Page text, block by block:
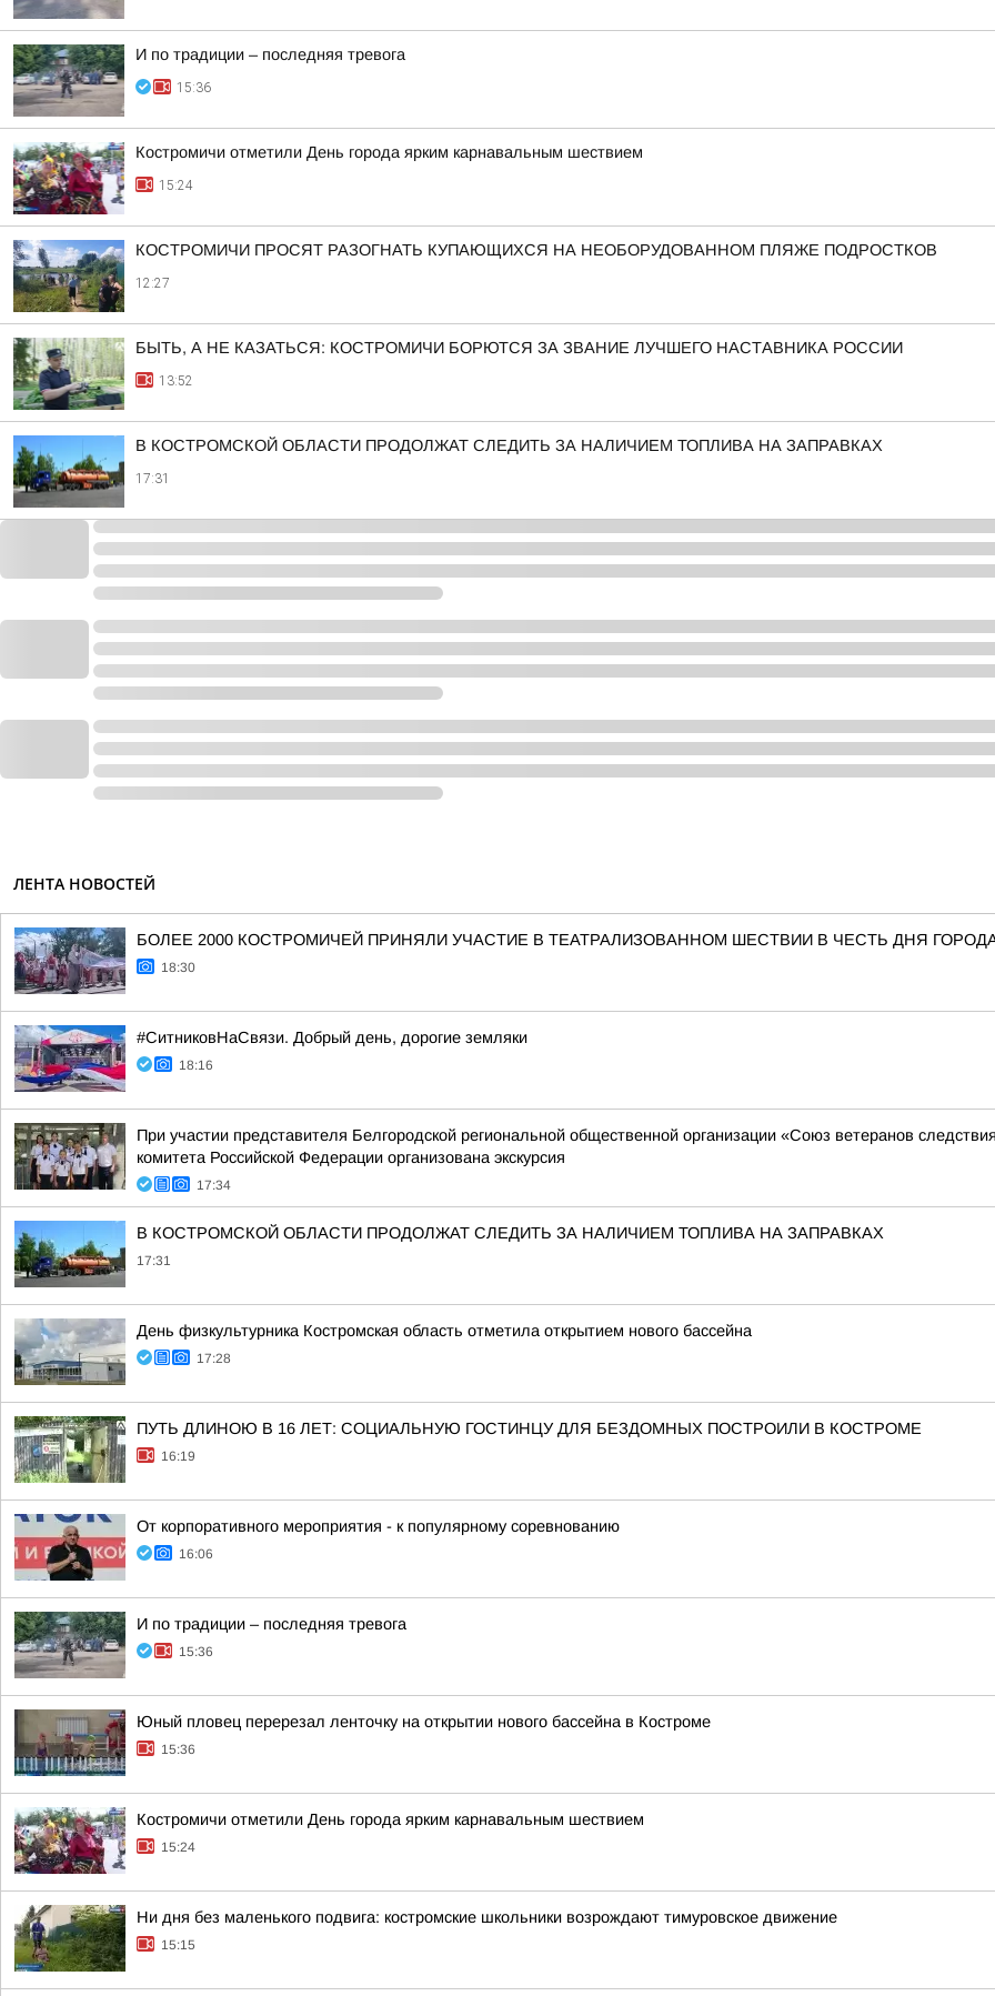
И по традиции – последняя тревога
15:36
Костромичи отметили День города ярким карнавальным шествием
15:24
КОСТРОМИЧИ ПРОСЯТ РАЗОГНАТЬ КУПАЮЩИХСЯ НА НЕОБОРУДОВАННОМ ПЛЯЖЕ ПОДРОСТКОВ
12:27
БЫТЬ, А НЕ КАЗАТЬСЯ: КОСТРОМИЧИ БОРЮТСЯ ЗА ЗВАНИЕ ЛУЧШЕГО НАСТАВНИКА РОССИИ
13:52
В КОСТРОМСКОЙ ОБЛАСТИ ПРОДОЛЖАТ СЛЕДИТЬ ЗА НАЛИЧИЕМ ТОПЛИВА НА ЗАПРАВКАХ
17:31
ЛЕНТА НОВОСТЕЙ
БОЛЕЕ 2000 КОСТРОМИЧЕЙ ПРИНЯЛИ УЧАСТИЕ В ТЕАТРАЛИЗОВАННОМ ШЕСТВИИ В ЧЕСТЬ ДНЯ
18:30
#СитниковНаСвязи. Добрый день, дорогие земляки
18:16
При участии представителя Белгородской региональной общественной организации «Союз ветеранов
комитета Российской Федерации организована экскурсия
17:34
В КОСТРОМСКОЙ ОБЛАСТИ ПРОДОЛЖАТ СЛЕДИТЬ ЗА НАЛИЧИЕМ ТОПЛИВА НА ЗАПРАВКАХ
17:31
День физкультурника Костромская область отметила открытием нового бассейна
17:28
ПУТЬ ДЛИНОЮ В 16 ЛЕТ: СОЦИАЛЬНУЮ ГОСТИНЦУ ДЛЯ БЕЗДОМНЫХ ПОСТРОИЛИ В КОСТРОМЕ
16:19
От корпоративного мероприятия - к популярному соревнованию
16:06
И по традиции – последняя тревога
15:36
Юный пловец перерезал ленточку на открытии нового бассейна в Костроме
15:36
Костромичи отметили День города ярким карнавальным шествием
15:24
Ни дня без маленького подвига: костромские школьники возрождают тимуровское движение
15:15